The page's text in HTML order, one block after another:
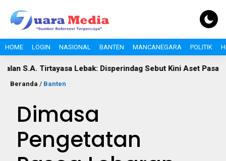
HOME LOGIN NASIONAL BANTEN MANCANEGARA POLITIK
Lebak: Disperindag Sebut Kini Aset Pasar, Keluhan
Beranda / Banten
Dimasa
Pengetatan